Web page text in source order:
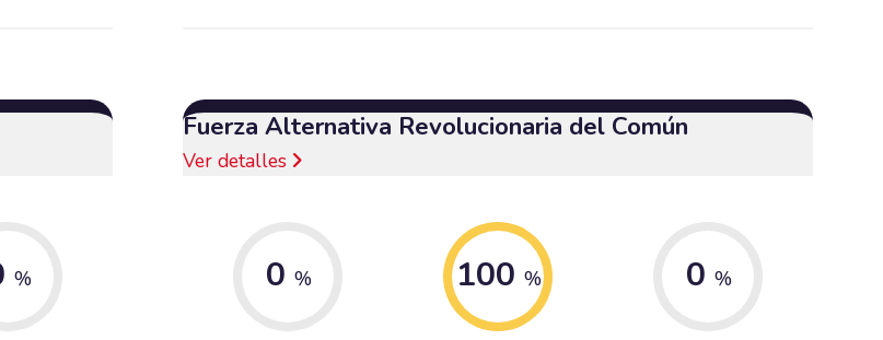
%
Fuerza Alternativa Revolucionaria del Común
Ver detalles
0 % 100 % 0 %